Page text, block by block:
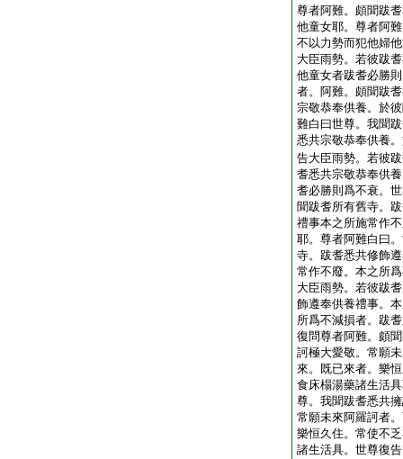
尊者阿難。頗聞跋
他童女耶。尊者阿
不以力勢而犯他婦
大臣雨勢。若彼跋
他童女者跋耆必勝
者。阿難。頗聞跋
宗敬恭奉供養。於
難白曰世尊。我聞
悉共宗敬恭奉供養
告大臣雨勢。若彼
耆悉共宗敬恭奉供
耆必勝則爲不衰。
聞跋耆所有舊寺。
禮事本之所施常作
耶。尊者阿難白曰
寺。跋耆悉共修飾
常作不廢。本之所
大臣雨勢。若彼跋
飾遵奉供養禮事。
所爲不減損者。跋
復問尊者阿難。頗
訶極大愛敬。常願
來。既已來者。樂
食床榻湯藥諸生活
尊。我聞跋耆悉共
常願未來阿羅訶者
樂恒久住。常使不
諸生活具。世尊復